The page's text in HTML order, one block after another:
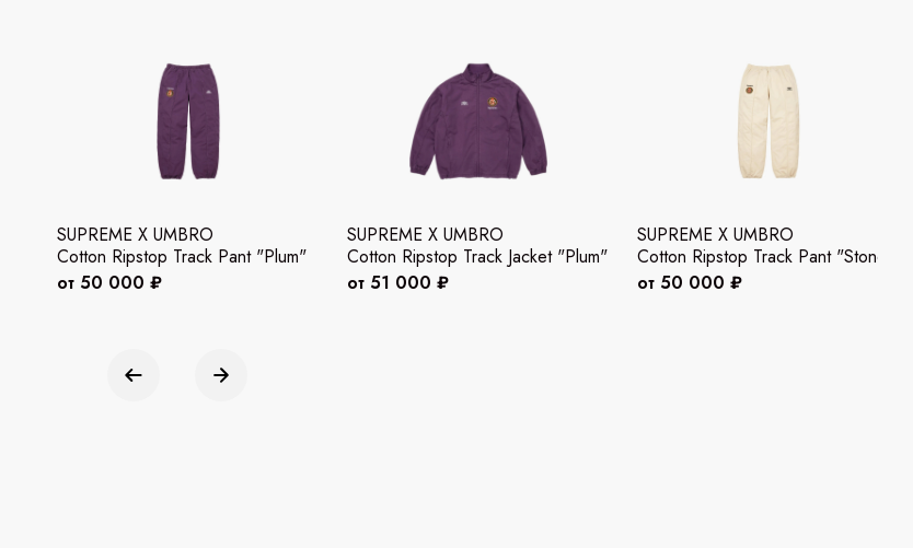
SUPREME X UMBRO
Cotton Ripstop Track Pant "Plum"
от 50 000 ₽
SUPREME X UMBRO
Cotton Ripstop Track Jacket "Plum"
от 51 000 ₽
SUPREME X UMBRO
Cotton Ripstop Track Pant "Stone"
от 50 000 ₽